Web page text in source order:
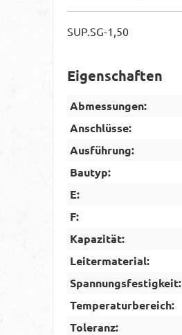
SUP.SG-1,50
Eigenschaften
Abmessungen:
Anschlüsse:
Ausführung:
Bautyp:
E:
F:
Kapazität:
Leitermaterial:
Spannungsfestigkeit:
Temperaturbereich:
Toleranz: